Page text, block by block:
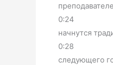
0:24
начнутся
0:28
следующего